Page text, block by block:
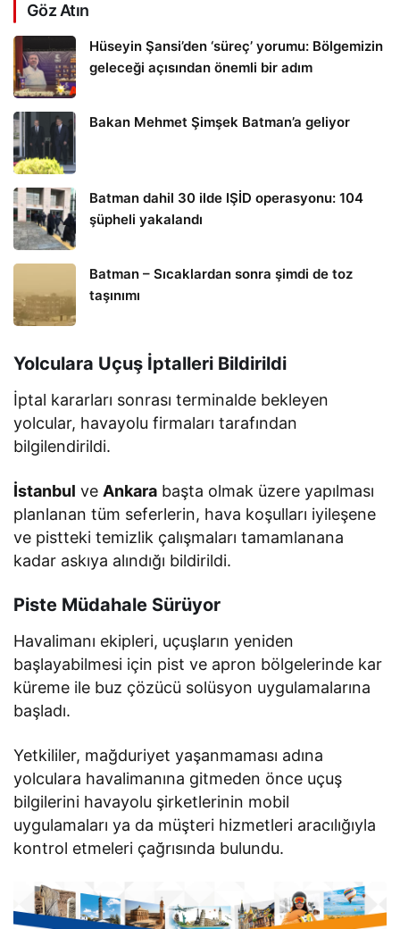
Göz Atın
Hüseyin Şansi’den ‘süreç’ yorumu: Bölgemizin
geleceği açısından önemli bir adım
Bakan Mehmet Şimşek Batman’a geliyor
Batman dahil 30 ilde IŞİD operasyonu: 104
şüpheli yakalandı
Batman – Sıcaklardan sonra şimdi de toz
taşınımı
Yolculara Uçuş İptalleri Bildirildi
İptal kararları sonrası terminalde bekleyen
yolcular, havayolu firmaları tarafından
bilgilendirildi.
İstanbul ve Ankara başta olmak üzere yapılması
planlanan tüm seferlerin, hava koşulları iyileşene
ve pistteki temizlik çalışmaları tamamlanana
kadar askıya alındığı bildirildi.
Piste Müdahale Sürüyor
Havalimanı ekipleri, uçuşların yeniden
başlayabilmesi için pist ve apron bölgelerinde kar
küreme ile buz çözücü solüsyon uygulamalarına
başladı.
Yetkililer, mağduriyet yaşanmaması adına
yolculara havalimanına gitmeden önce uçuş
bilgilerini havayolu şirketlerinin mobil
uygulamaları ya da müşteri hizmetleri aracılığıyla
kontrol etmeleri çağrısında bulundu.